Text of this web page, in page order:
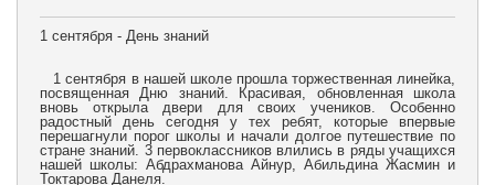
1 сентября - День знаний
1 сентября в нашей школе прошла торжественная линейка,
посвященная Дню знаний. Красивая, обновленная школа
вновь открыла двери для своих учеников. Особенно
радостный день сегодня у тех ребят, которые впервые
перешагнули порог школы и начали долгое путешествие по
стране знаний. 3 первоклассников влились в ряды учащихся
нашей школы: Абдрахманова Айнур, Абильдина Жасмин и
Токтарова Данеля.